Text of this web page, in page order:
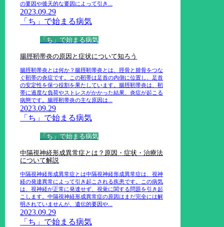
の要因や後天的な要因によって引き...
2023.09.29
「ち」で始まる病気
「ち」で始まる病気
腸脛靭帯炎の原因と症状について知ろう
腸脛靭帯炎とは何か？腸脛靭帯炎とは、脛骨と腓骨をつな
ぐ靭帯の炎症です。この靭帯は足首の内側に位置し、足首
の安定性を保つ役割を果たしています。腸脛靭帯炎は、靭
帯に過度な負荷やストレスがかかった結果、炎症が起こる
病態です。腸脛靭帯炎の主な原因は...
2023.09.29
「ち」で始まる病気
「ち」で始まる病気
中隔視神経形成異常症とは？原因・症状・治療法
について解説
中隔視神経形成異常症とは中隔視神経形成異常症は、視神
経の発達異常によって引き起こされる疾患です。この病気
は、視神経が正常に発達せず、視覚に関する問題を引き起
こします。中隔視神経形成異常症の原因はまだ完全には解
明されていませんが、遺伝的要因や...
2023.09.29
「ち」で始まる病気